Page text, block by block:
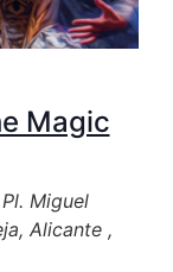
Magic
Pl. Miguel
Alicante ,